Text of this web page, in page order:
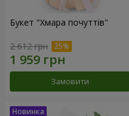
Букет "Хмара почуттів"
2 612 грн
Замовити